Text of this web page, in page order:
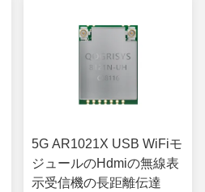
5G AR1021X USB WiFiモ
ジュールのHdmiの無線表
示受信機の長距離伝達